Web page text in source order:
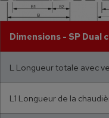
Dimensions - SP Dual
L Longueur totale avec
L1 Longueur de la